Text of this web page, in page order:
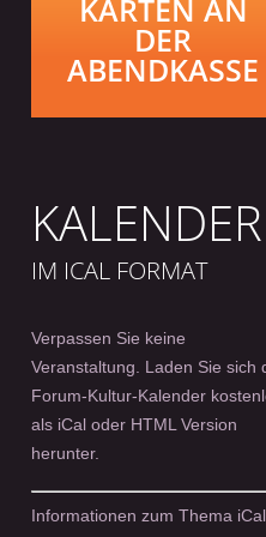
KARTEN AN
DER
ABENDKASSE
KALENDER
IM ICAL FORMAT
Verpassen Sie keine
Veranstaltung. Laden Sie sich
Forum-Kultur-Kalender
als iCal oder HTML Version
herunter.
Informationen zum Thema iCal